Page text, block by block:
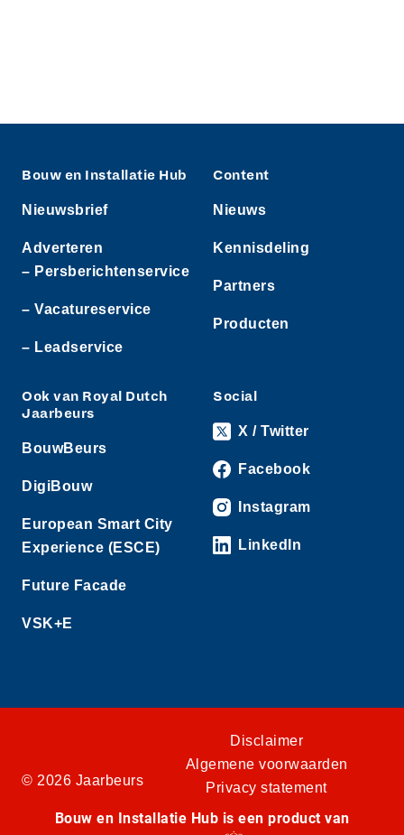
Bouw en Installatie Hub
Nieuwsbrief
Adverteren
– Persberichtenservice
– Vacatureservice
– Leadservice
Content
Nieuws
Kennisdeling
Partners
Producten
Ook van Royal Dutch
Jaarbeurs
BouwBeurs
DigiBouw
European Smart City
Experience (ESCE)
Future Facade
VSK+E
Social
X / Twitter
Facebook
Instagram
LinkedIn
© 2026 Jaarbeurs
Disclaimer
Algemene voorwaarden
Privacy statement
Bouw en Installatie Hub is een product van